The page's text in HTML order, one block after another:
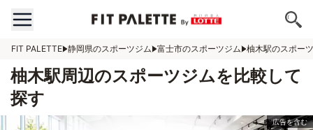
FIT PALETTE 静岡県のスポーツジム 富士市のスポーツジム 柚木駅のスポー
柚木駅周辺のスポーツジムを比較して
探す